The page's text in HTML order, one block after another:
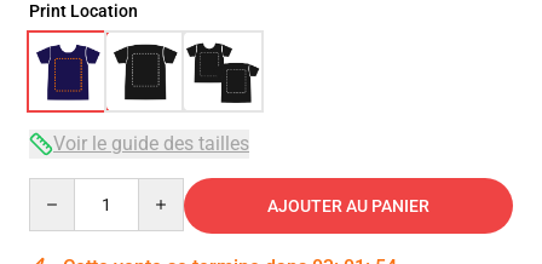
Print Location
Voir le guide des tailles
AJOUTER AU PANIER